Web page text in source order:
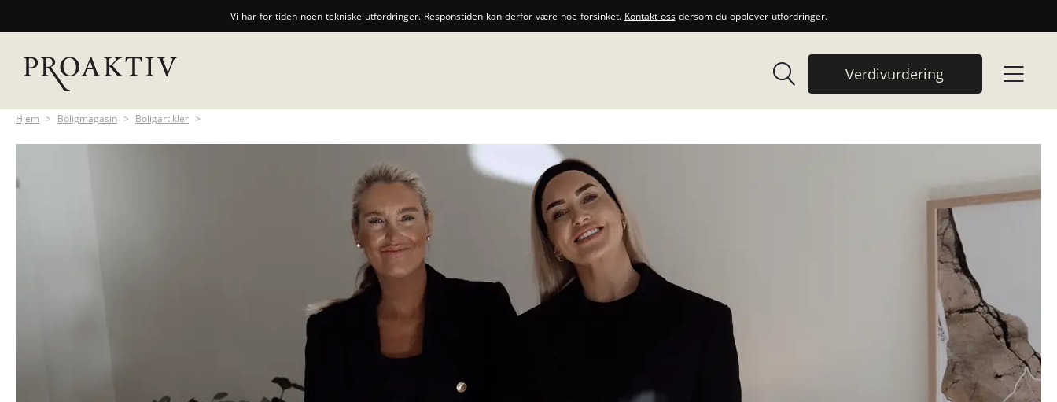
Vi har for tiden noen tekniske utfordringer. Responstiden kan derfor være noe forsinket. Kontakt ossdersom du opplever utfordringer.
Verdivurdering
Hjem > Boligmagasin > Boligartikler >